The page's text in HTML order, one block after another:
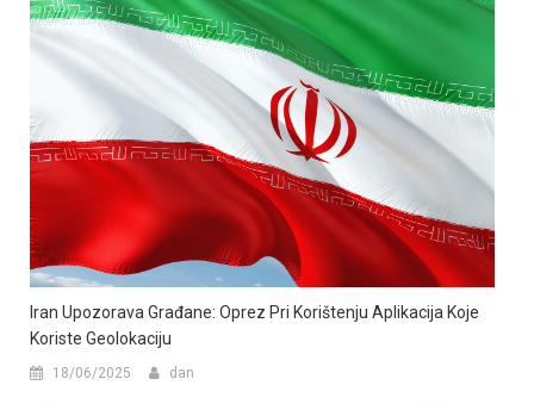
Iran Upozorava Građane: Oprez Pri Korištenju Aplikacija Koje
Koriste Geolokaciju
18/06/2025 dan